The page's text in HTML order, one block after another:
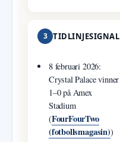
3 TIDLINJESIGNAL
8 februari 2026:
Crystal Palace vinner
1–0 på Amex
Stadium
(FourFourTwo
(fotbollsmagasin))